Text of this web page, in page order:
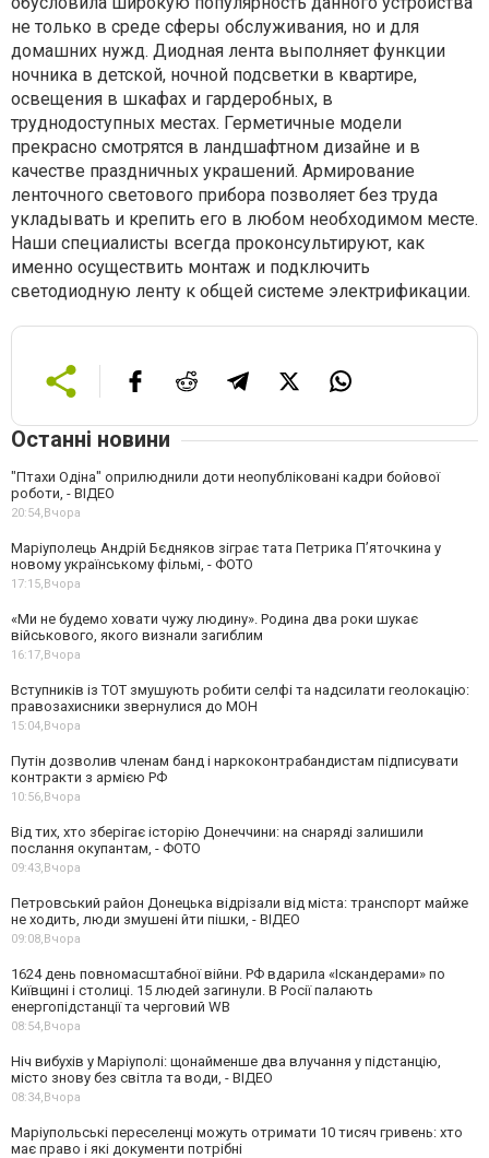
не только в среде сферы обслуживания, но и для
домашних нужд. Диодная лента выполняет функции
ночника в детской, ночной подсветки в квартире,
освещения в шкафах и гардеробных, в
труднодоступных местах. Герметичные модели
прекрасно смотрятся в ландшафтном дизайне и в
качестве праздничных украшений. Армирование
ленточного светового прибора позволяет без труда
укладывать и крепить его в любом необходимом месте.
Наши специалисты всегда проконсультируют, как
именно осуществить монтаж и подключить
светодиодную ленту к общей системе электрификации.
Останні новини
"Птахи Одіна" оприлюднили доти неопубліковані кадри бойової
роботи, - ВІДЕО
20:54,Вчора
Маріуполець Андрій Бєдняков зіграє тата Петрика П’яточкина у
новому українському фільмі, - ФОТО
17:15,Вчора
«Ми не будемо ховати чужу людину». Родина два роки шукає
військового, якого визнали загиблим
16:17,Вчора
Вступників із ТОТ змушують робити селфі та надсилати геолокацію:
правозахисники звернулися до МОН
15:04,Вчора
Путін дозволив членам банд і наркоконтрабандистам підписувати
контракти з армією РФ
10:56,Вчора
Від тих, хто зберігає історію Донеччини: на снаряді залишили
послання окупантам, - ФОТО
09:43,Вчора
Петровський район Донецька відрізали від міста: транспорт майже
не ходить, люди змушені йти пішки, - ВІДЕО
09:08,Вчора
1624 день повномасштабної війни. РФ вдарила «Іскандерами» по
Київщині і столиці. 15 людей загинули. В Росії палають
енергопідстанції та черговий WB
08:54,Вчора
Ніч вибухів у Маріуполі: щонайменше два влучання у підстанцію,
місто знову без світла та води, - ВІДЕО
08:34,Вчора
Маріупольські переселенці можуть отримати 10 тисяч гривень: хто
має право і які документи потрібні